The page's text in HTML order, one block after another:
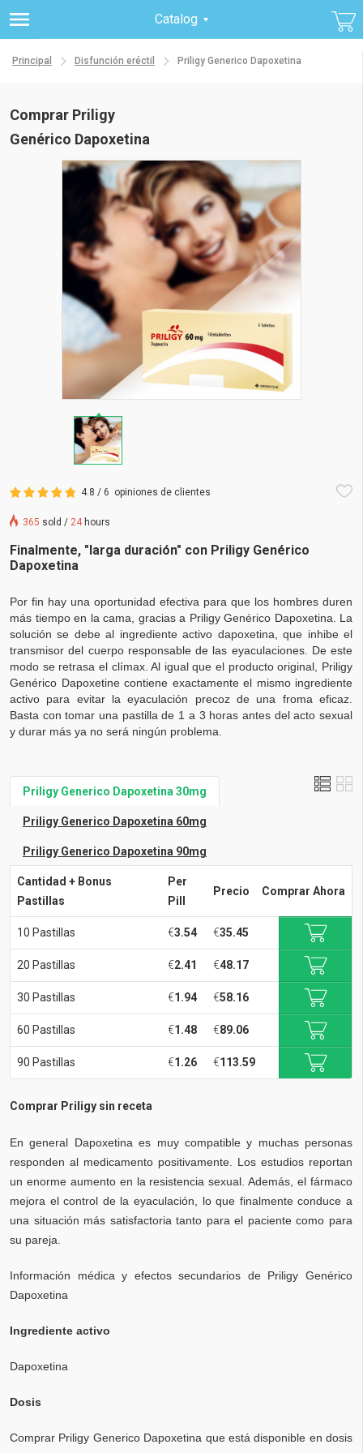
Catalog
Principal Disfunción eréctil Priligy Generico Dapoxetina
Comprar Priligy
Genérico Dapoxetina
4.8 / 6 opiniones de clientes
365 sold / 24hours
Finalmente, "larga duración" con Priligy Genérico
Dapoxetina
Por fin hay una oportunidad efectiva para que los hombres duren
más tiempo en la cama, gracias a Priligy Genérico Dapoxetina. La
solución se debe al ingrediente activo dapoxetina, que inhibe el
transmisor del cuerpo responsable de las eyaculaciones. De este
modo se retrasa el clímax. Al igual que el producto original, Priligy
Genérico Dapoxetine contiene exactamente el mismo ingrediente
activo para evitar la eyaculación precoz de una froma eficaz.
Basta con tomar una pastilla de 1 a 3 horas antes del acto sexual
y durar más ya no será ningún problema.
Priligy Generico Dapoxetina 30mg
Priligy Generico Dapoxetina 60mg
Priligy Generico Dapoxetina 90mg
Cantidad + Bonus
Pastillas
Per
Pill
Precio Comprar Ahora
10 Pastillas €3.54 €35.45
20 Pastillas €2.41 €48.17
30 Pastillas €1.94 €58.16
60 Pastillas €1.48 €89.06
90 Pastillas €1.26 €113.59
Comprar Priligy sin receta
En general Dapoxetina es muy compatible y muchas personas
responden al medicamento positivamente. Los estudios reportan
un enorme aumento en la resistencia sexual. Además, el fármaco
mejora el control de la eyaculación, lo que finalmente conduce a
una situación más satisfactoria tanto para el paciente como para
su pareja.
Información médica y efectos secundarios de Priligy Genérico
Dapoxetina
Ingrediente activo
Dapoxetina
Dosis
Comprar Priligy Generico Dapoxetina que está disponible en dosis